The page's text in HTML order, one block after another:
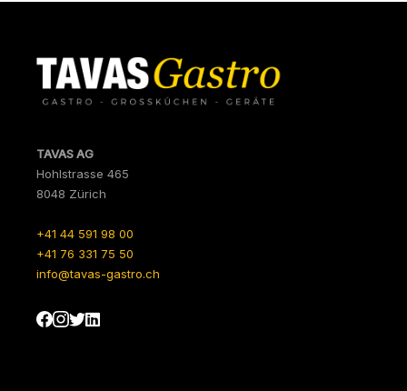
TAVAS AG
Hohlstrasse 465
8048 Zürich
+41 44 591 98 00
+41 76 331 75 50
info@tavas-gastro.ch